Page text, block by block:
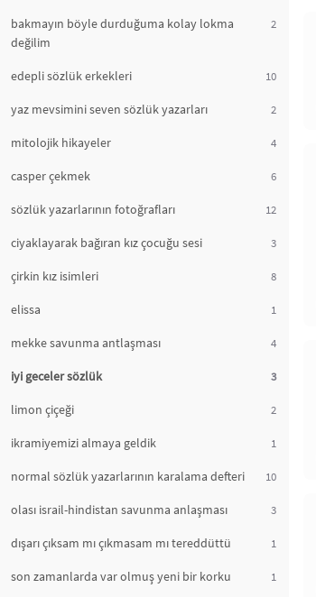
bakmayın böyle durduğuma kolay lokma
değilim
2
edepli sözlük erkekleri 10
yaz mevsimini seven sözlük yazarları 2
mitolojik hikayeler 4
casper çekmek 6
sözlük yazarlarının fotoğrafları 12
ciyaklayarak bağıran kız çocuğu sesi 3
çirkin kız isimleri 8
elissa 1
mekke savunma antlaşması 4
iyi geceler sözlük 3
limon çiçeği 2
ikramiyemizi almaya geldik 1
normal sözlük yazarlarının karalama defteri 10
olası israil-hindistan savunma anlaşması 3
dışarı çıksam mı çıkmasam mı tereddüttü 1
son zamanlarda var olmuş yeni bir korku 1